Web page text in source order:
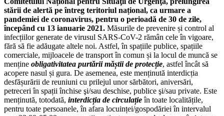
stării de alertă pe întreg teritoriul național, ca urmare a
pandemiei de coronavirus, pentru o perioadă de 30 de zile,
începând cu 13 ianuarie 2021. Măsurile de prevenire și control al
infecțiilor generate de virusul SARS-CoV-2 rămân cele în vigoare,
fără să fie adăugate altele noi. Astfel, în spațiile publice, spațiile
comerciale, mijloacele de transport în comun și la locul de muncă se
menține obligativitatea purtării măștii de protecție, astfel încât să
acopere nasul și gura. De asemenea, este menținută interdicția
desfășurării de reuniuni cu prilejul unor sărbători, aniversări,
petreceri în spații închise şi/sau deschise, publice şi/sau private. Este
menținută, totodată, interdicția de circulațieîn toate localitățile,
pentru toate persoanele, în afara locuinței/gospodăriei în intervalul